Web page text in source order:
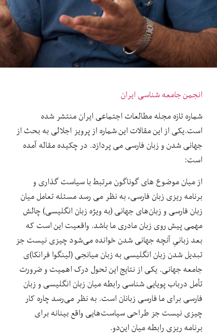
انجمن جامعه شناسی ایران
شماره تازه مجله مطالعات اجتماعی ایران منتشر شده
است.یکی از این مقالات این شماره از پرویز اجلالی به بحث از
جهانی شدن و زبان فارسی می پردازد. در چکیده مقاله آمده
است:
از میان موضوع‌ های گوناگون مرتبط با سیاست ‌گذاری و
برنامه‌ ریزی زبان فارسی، به نظر می ‌رسد مسئله تعامل میان
زبان فارسی و زبان‌های جهانی (به‌ ویژه زبان انگلیسی) چالش
مهمی پیش روی زبان مادری ما باشد. واقعیت این است که
بعد زبانیِ آنچه جهانی ‌شدن خوانده می‌شود چیزی نیست جز
تبدیل ‌شدن زبان انگلیسی به زبان میانجی (لینگوا فرانکا)ی
جامعه جهانی. یکی از نتایج این تحول درک اهمیت و ضرورت
تأمل درباب پویایی ‌شناسی رابطه میان زبان انگلیسی و زبان
فارسی برای ما فارسی‌ زبانان است. به نظر می‌رسد چاره کار
چیزی نیست جز طراحی سیاست‌هایی واقع ‌بینانه برای
برنامه‌ ریزی رابطه میان این‌دو.